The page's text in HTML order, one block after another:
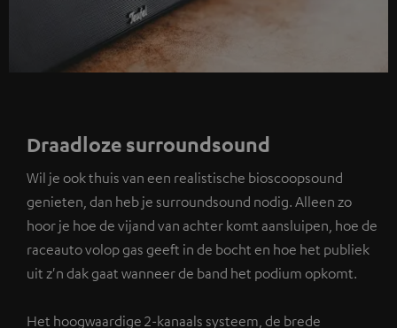
Draadloze surroundsound
Wil je ook thuis van een realistische bioscoopsound
genieten, dan heb je surroundsound nodig. Alleen zo
hoor je hoe de vijand van achter komt aansluipen, hoe de
raceauto volop gas geeft in de bocht en hoe het publiek
uit z'n dak gaat wanneer de band het podium opkomt.
Het hoogwaardige 2-kanaals systeem, de brede